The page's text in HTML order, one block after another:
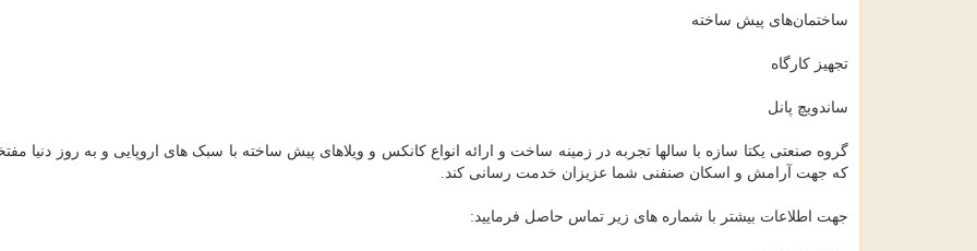
ساختمان‌های پیش ساخته
تجهیز کارگاه
ساندویچ پانل
گروه صنعتی یکتا سازه با سالها تجربه در زمینه ساخت و ارائه انواع کانکس و ویلاهای پیش ساخته با سبک های اروپایی و به روز دنیا
که جهت آرامش و اسکان صنفنی شما عزیزان خدمت رسانی کند.
جهت اطلاعات بیشتر با شماره های زیر تماس حاصل فرمایید: